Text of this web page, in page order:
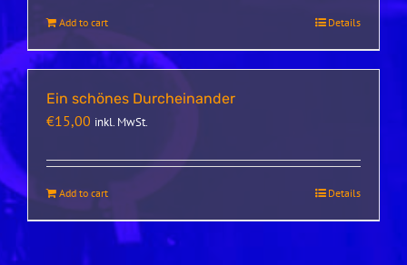
Add to cart Details
Ein schönes Durcheinander
€15,00 inkl. MwSt.
Add to cart Details